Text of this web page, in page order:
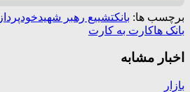
برچسب ها: بانکتشییع رهبر شهیدخودپرداز
بانک هاکارت به کارت
اخبار مشابه
بازار